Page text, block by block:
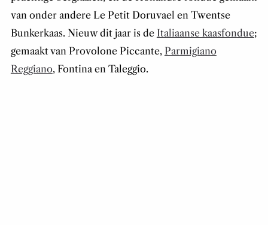
van onder andere Le Petit Doruvael en Twentse
Bunkerkaas. Nieuw dit jaar is de Italiaanse kaasfondue;
gemaakt van Provolone Piccante, Parmigiano
Reggiano, Fontina en Taleggio.